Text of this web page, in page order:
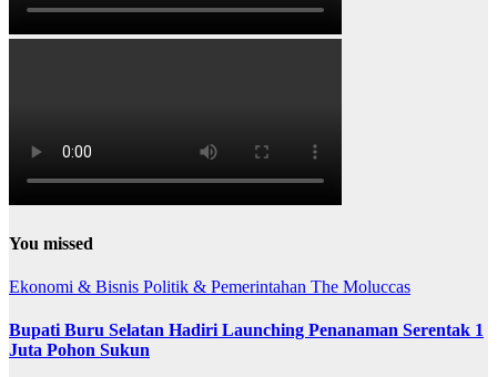
You missed
Ekonomi & Bisnis Politik & Pemerintahan The Moluccas
Bupati Buru Selatan Hadiri Launching Penanaman Serentak 1
Juta Pohon Sukun